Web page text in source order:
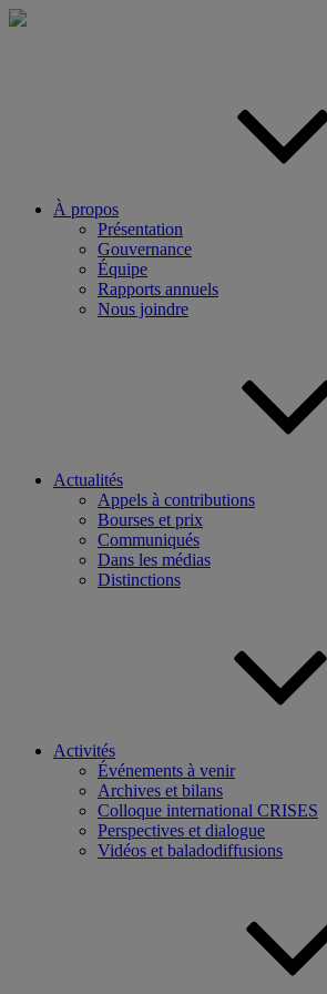
Aller
À propos
Présentation
Gouvernance
Équipe
Rapports annuels
Nous joindre
Actualités
Appels à contributions
Bourses et prix
Communiqués
Dans les médias
Distinctions
Activités
Événements à venir
Archives et bilans
Colloque international CRISES
Perspectives et dialogue
Vidéos et baladodiffusions